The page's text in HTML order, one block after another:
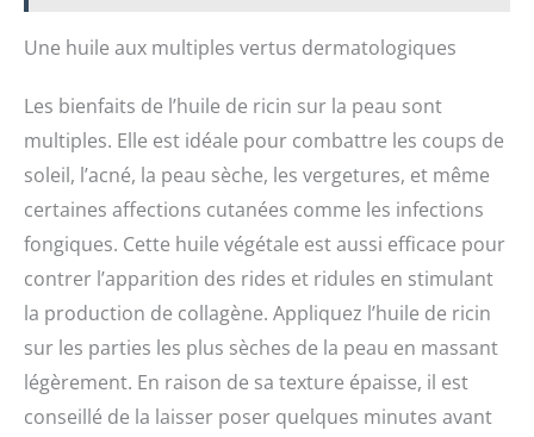
Une huile aux multiples vertus dermatologiques
Les bienfaits de l’huile de ricin sur la peau sont
multiples. Elle est idéale pour combattre les coups de
soleil, l’acné, la peau sèche, les vergetures, et même
certaines affections cutanées comme les infections
fongiques. Cette huile végétale est aussi efficace pour
contrer l’apparition des rides et ridules en stimulant
la production de collagène. Appliquez l’huile de ricin
sur les parties les plus sèches de la peau en massant
légèrement. En raison de sa texture épaisse, il est
conseillé de la laisser poser quelques minutes avant